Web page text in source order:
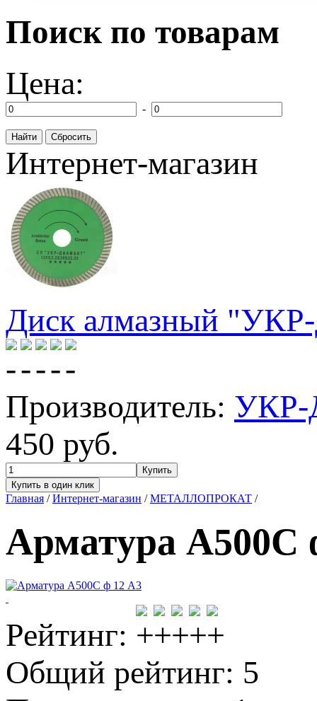
Поиск по товарам
Цена:
-
Интернет-магазин
Диск алмазный
Производитель:
450 руб.
Главная / Интернет-магазин / МЕТАЛЛОПРОКАТ /
Арматура А500С
Рейтинг:
Общий рейтинг: 5